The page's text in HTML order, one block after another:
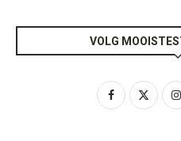
VOLG